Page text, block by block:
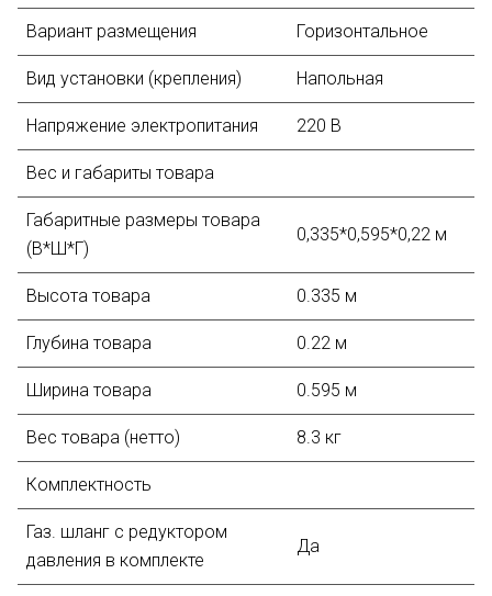
Вариант размещения Горизонтальное
Вид установки (крепления) Напольная
Напряжение электропитания 220 В
Вес и габариты товара
Габаритные размеры товара
(В*Ш*Г)
0,335*0,595*0,22 м
Высота товара 0.335 м
Глубина товара 0.22 м
Ширина товара 0.595 м
Вес товара (нетто) 8.3 кг
Комплектность
Газ. шланг с редуктором
давления в комплекте
Да